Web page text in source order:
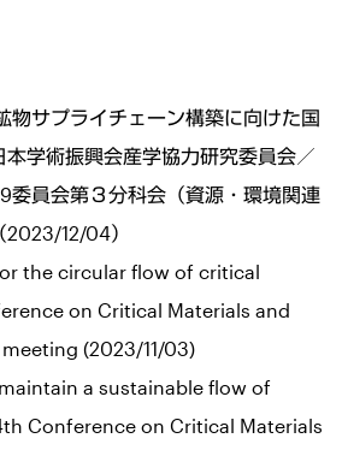
物サプライチェーン構築に向けた国
学術振興会産学協力研究委員会／
委員会第３分科会（資源・環境関連
12/04）
the circular flow of critical
on Critical Materials and
(2023/11/03)
a sustainable flow of
Conference on Critical Materials